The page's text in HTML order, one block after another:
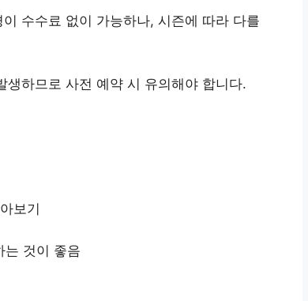
수수료 없이 가능하나, 시즌에 따라 다를
하므로 사전 예약 시 유의해야 합니다.
보기
는 것이 좋음